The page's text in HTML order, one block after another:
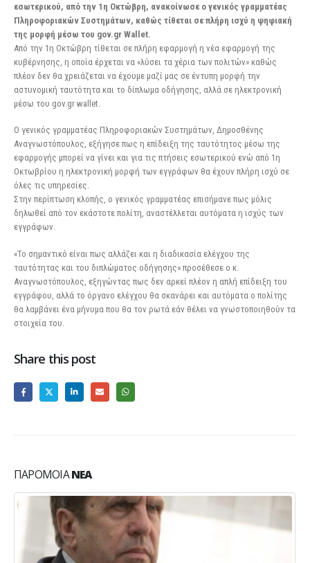
εσωτερικού, από την 1η Οκτώβρη, ανακοίνωσε ο γενικός γραμματέας
Πληροφοριακών Συστημάτων, καθώς τίθεται σε πλήρη ισχύ η ψηφιακή
της μορφή μέσω του gov.gr Wallet.
Από την 1η Οκτώβρη τίθεται σε πλήρη εφαρμογή η νέα εφαρμογή της
κυβέρνησης, η οποία έρχεται να «λύσει τα χέρια των πολιτών» καθώς
πλέον δεν θα χρειάζεται να έχουμε μαζί μας σε έντυπη μορφή την
αστυνομική ταυτότητα και το δίπλωμα οδήγησης, αλλά σε ηλεκτρονική
μέσω του gov.gr wallet.
O γενικός γραμματέας Πληροφοριακών Συστημάτων, Δημοσθένης
Αναγνωστόπουλος, εξήγησε πως η επίδειξη της ταυτότητος μέσω της
εφαρμογής μπορεί να γίνει και για τις πτήσεις εσωτερικού ενώ από 1η
Οκτωβρίου η ηλεκτρονική μορφή των εγγράφων θα έχουν πλήρη ισχύ σε
όλες τις υπηρεσίες.
Στην περίπτωση κλοπής, ο γενικός γραμματέας επισήμανε πως μόλις
δηλωθεί από τον εκάστοτε πολίτη, αναστέλλεται αυτόματα η ισχύς των
εγγράφων.
«Το σημαντικό είναι πως αλλάζει και η διαδικασία ελέγχου της
ταυτότητας και του διπλώματος οδήγησης» προσέθεσε ο κ.
Αναγνωστόπουλος, εξηγώντας πως δεν αρκεί πλέον η απλή επίδειξη του
εγγράφου, αλλά το όργανο ελέγχου θα σκανάρει και αυτόματα ο πολίτης
θα λαμβάνει ένα μήνυμα που θα τον ρωτά εάν θέλει να γνωστοποιηθούν τα
στοιχεία του.
Share this post
ΠΑΡΌΜΟΙΑΝΈΑ